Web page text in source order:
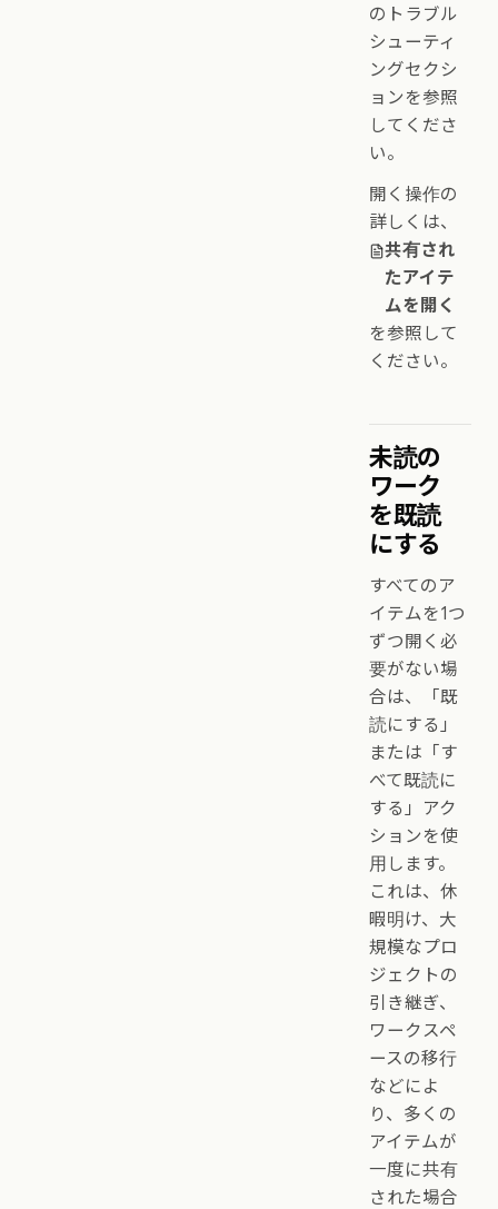
のトラブル
シューティ
ングセクシ
ョンを参照
してくださ
い。
開く操作の
詳しくは、
共有され
たアイテ
ムを開く
を参照して
ください。
未読の
ワーク
を既読
にする
すべてのア
イテムを1つ
ずつ開く必
要がない場
合は、「既
読にする」
または「す
べて既読に
する」アク
ションを使
用します。
これは、休
暇明け、大
規模なプロ
ジェクトの
引き継ぎ、
ワークスペ
ースの移行
などによ
り、多くの
アイテムが
一度に共有
された場合